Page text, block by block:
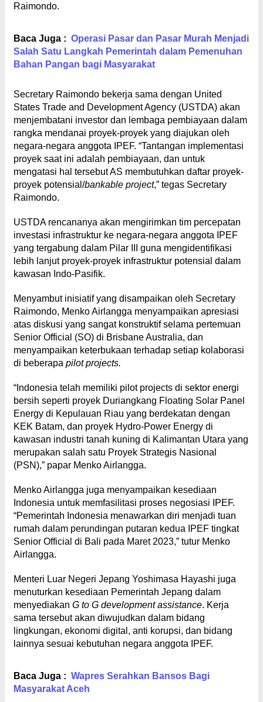
Raimondo.
Baca Juga : Operasi Pasar dan Pasar Murah Menjadi
Salah Satu Langkah Pemerintah dalam Pemenuhan
Bahan Pangan bagi Masyarakat
Secretary Raimondo bekerja sama dengan United
States Trade and Development Agency (USTDA) akan
menjembatani investor dan lembaga pembiayaan dalam
rangka mendanai proyek-proyek yang diajukan oleh
negara-negara anggota IPEF. “Tantangan implementasi
proyek saat ini adalah pembiayaan, dan untuk
mengatasi hal tersebut AS membutuhkan daftar proyek-
proyek potensial/bankable project,” tegas Secretary
Raimondo.
USTDA rencananya akan mengirimkan tim percepatan
investasi infrastruktur ke negara-negara anggota IPEF
yang tergabung dalam Pilar III guna mengidentifikasi
lebih lanjut proyek-proyek infrastruktur potensial dalam
kawasan Indo-Pasifik.
Menyambut inisiatif yang disampaikan oleh Secretary
Raimondo, Menko Airlangga menyampaikan apresiasi
atas diskusi yang sangat konstruktif selama pertemuan
Senior Official (SO) di Brisbane Australia, dan
menyampaikan keterbukaan terhadap setiap kolaborasi
di beberapa pilot projects.
“Indonesia telah memiliki pilot projects di sektor energi
bersih seperti proyek Duriangkang Floating Solar Panel
Energy di Kepulauan Riau yang berdekatan dengan
KEK Batam, dan proyek Hydro-Power Energy di
kawasan industri tanah kuning di Kalimantan Utara yang
merupakan salah satu Proyek Strategis Nasional
(PSN),” papar Menko Airlangga.
Menko Airlangga juga menyampaikan kesediaan
Indonesia untuk memfasilitasi proses negosiasi IPEF.
“Pemerintah Indonesia menawarkan diri menjadi tuan
rumah dalam perundingan putaran kedua IPEF tingkat
Senior Official di Bali pada Maret 2023,” tutur Menko
Airlangga.
Menteri Luar Negeri Jepang Yoshimasa Hayashi juga
menuturkan kesediaan Pemerintah Jepang dalam
menyediakan G to G development assistance. Kerja
sama tersebut akan diwujudkan dalam bidang
lingkungan, ekonomi digital, anti korupsi, dan bidang
lainnya sesuai kebutuhan negara anggota IPEF.
Baca Juga : Wapres Serahkan Bansos Bagi
Masyarakat Aceh